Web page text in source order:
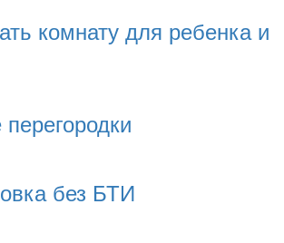
комнату для ребенка и
без БТИ